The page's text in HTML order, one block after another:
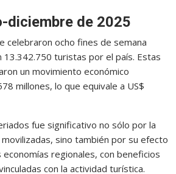
diciembre de 2025
celebraron ocho fines de semana
13.342.750 turistas por el país. Estas
un movimiento económico
millones, lo que equivale a US$
fue significativo no sólo por la
sino también por su efecto
regionales, con beneficios
con la actividad turística.